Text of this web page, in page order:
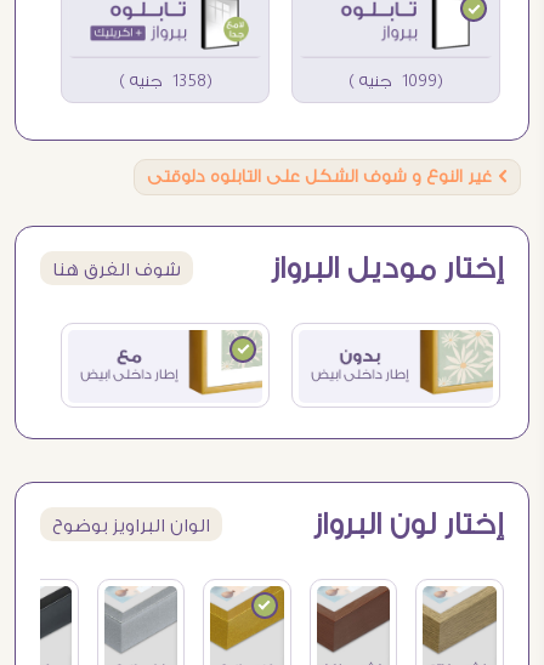
(1099 جنيه ) (1358 جنيه )
Ö غير النوع و شوف الشكل على التابلوه دلوقتى
إختار موديل البرواز شوف الفرق هنا
إختار لون البرواز الوان البراويز بوضوح